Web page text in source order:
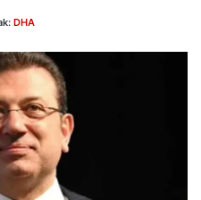
DHA